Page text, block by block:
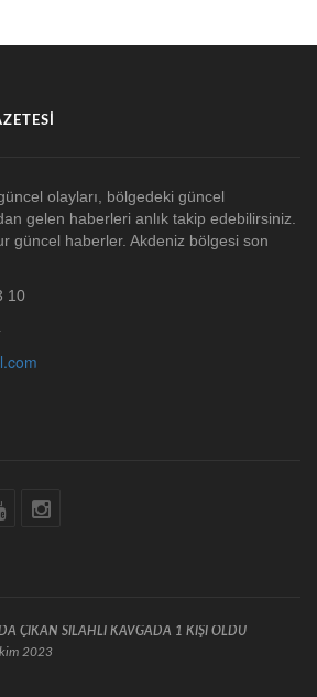
olayları, bölgedeki güncel
gelen haberleri anlık takip edebilirsiniz.
güncel haberler. Akdeniz bölgesi son
10
ÇIKAN SİLAHLI KAVGADA 1 KİŞİ ÖLDÜ
2023